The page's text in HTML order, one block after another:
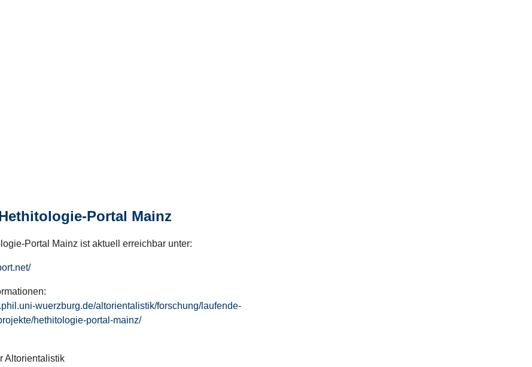
Portal Mainz
Portal Mainz ist aktuell erreichbar unter:
wuerzburg.de/altorientalistik/forschung/laufende-
hethitologie-portal-mainz/
Altorientalistik